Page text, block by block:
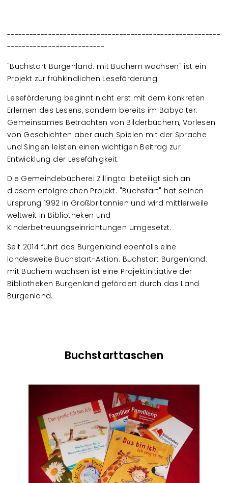
---------------------------------------------------------
--------------------------
"Buchstart Burgenland: mit Büchern wachsen" ist ein
Projekt zur frühkindlichen Leseförderung.
Leseförderung beginnt nicht erst mit dem konkreten
Erlernen des Lesens, sondern bereits im Babyalter:
Gemeinsames Betrachten von Bilderbüchern, Vorlesen
von Geschichten aber auch Spielen mit der Sprache
und Singen leisten einen wichtigen Beitrag zur
Entwicklung der Lesefähigkeit.
Die Gemeindebücherei Zillingtal beteiligt sich an
diesem erfolgreichen Projekt. "Buchstart" hat seinen
Ursprung 1992 in Großbritannien und wird mittlerweile
weltweit in Bibliotheken und
Kinderbetreuungseinrichtungen umgesetzt.
Seit 2014 führt das Burgenland ebenfalls eine
landesweite Buchstart-Aktion. Buchstart Burgenland:
mit Büchern wachsen ist eine Projektinitiative der
Bibliotheken Burgenland gefördert durch das Land
Burgenland.
Buchstarttaschen